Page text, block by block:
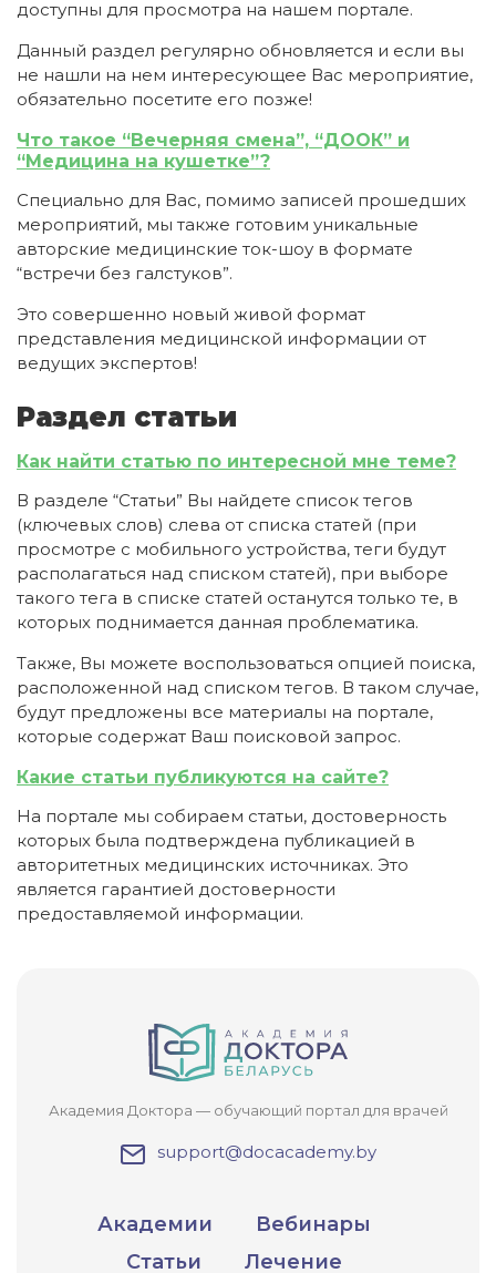
доступны для просмотра на нашем портале.
Данный раздел регулярно обновляется и если вы
не нашли на нем интересующее Вас мероприятие,
обязательно посетите его позже!
Что такое “Вечерняя смена”, “ДООК” и
“Медицина на кушетке”?
Специально для Вас, помимо записей прошедших
мероприятий, мы также готовим уникальные
авторские медицинские ток-шоу в формате
“встречи без галстуков”.
Это совершенно новый живой формат
представления медицинской информации от
ведущих экспертов!
Раздел статьи
Как найти статью по интересной мне теме?
В разделе “Статьи” Вы найдете список тегов
(ключевых слов) слева от списка статей (при
просмотре с мобильного устройства, теги будут
располагаться над списком статей), при выборе
такого тега в списке статей останутся только те, в
которых поднимается данная проблематика.
Также, Вы можете воспользоваться опцией поиска,
расположенной над списком тегов. В таком случае,
будут предложены все материалы на портале,
которые содержат Ваш поисковой запрос.
Какие статьи публикуются на сайте?
На портале мы собираем статьи, достоверность
которых была подтверждена публикацией в
авторитетных медицинских источниках. Это
является гарантией достоверности
предоставляемой информации.
Академия Доктора — обучающий портал для врачей
support@docacademy.by
Академии
Вебинары
Статьи
Лечение